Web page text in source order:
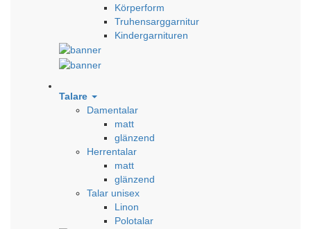
Körperform
Truhensarggarnitur
Kindergarnituren
Talare
Damentalar
matt
glänzend
Herrentalar
matt
glänzend
Talar unisex
Linon
Polotalar